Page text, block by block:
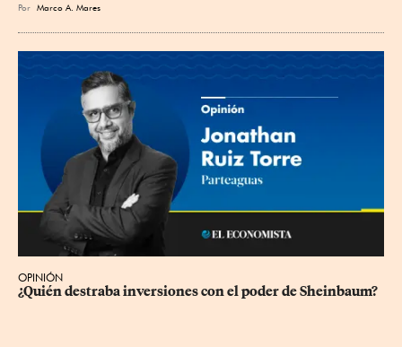
Por Marco A. Mares
OPINIÓN
¿Quién destraba inversiones con el poder de Sheinbaum?